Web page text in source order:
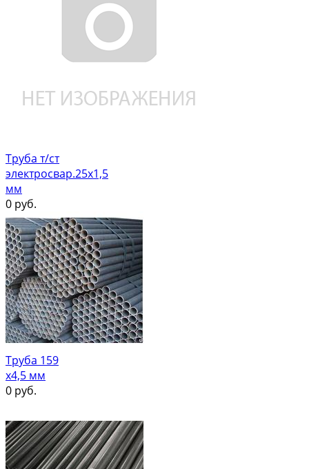
Труба т/ст
электросвар.25х1,5
мм
0 руб.
Труба 159
х4,5 мм
0 руб.